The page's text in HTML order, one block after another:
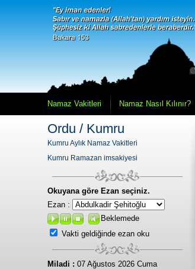
Namaz Vakitleri Namaz Nasıl Kılınır?
Ordu / Kumru
Kumru Aylık Namaz Vakitleri
Kumru Ramazan imsakiyesi
Okuyana göre Ezan seçiniz.
Ezan :
Beklemede
Vakti geldiğinde ezan oku
Miladi : 07 Ağustos 2026 Cuma